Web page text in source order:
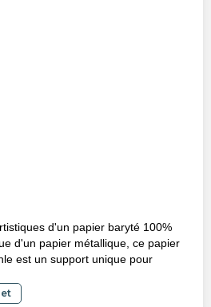
d'un papier baryté 100%
d'un papier métallique, ce papier
est un support unique pour